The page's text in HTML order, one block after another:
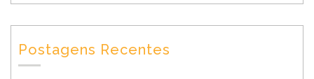
Postagens Recentes